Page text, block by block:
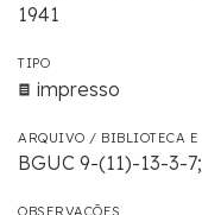
1941
TIPO
impresso
ARQUIVO / BIBLIOTECA E
BGUC 9-(11)-13-3-